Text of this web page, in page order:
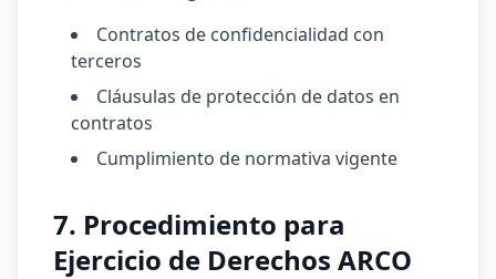
Contratos de confidencialidad con
terceros
Cláusulas de protección de datos en
contratos
Cumplimiento de normativa vigente
7. Procedimiento para
Ejercicio de Derechos ARCO